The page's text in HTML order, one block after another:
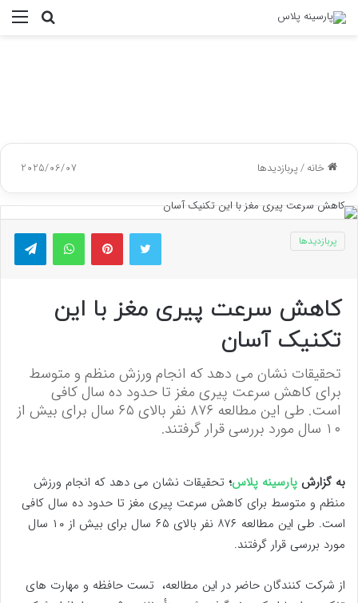
جستجو
خانه/پربازدیدها 2025/06/07
توییتر پینتریستواتس آپ
پربازدیدها
کاهش سرعت پیری مغز با این
تکنیک آسان
تحقیقات نشان می‌ دهد که انجام ورزش منظم و متوسط
برای کاهش سرعت پیری مغز تا حدود ده سال کافی
است. طی این مطالعه ۸۷۶ نفر بالای ۶۵ سال برای بیش از
۱۰ سال مورد بررسی قرار گرفتند.
به گزارش پارسینه پلاس؛ تحقیقات نشان می‌ دهد که انجام ورزش
منظم و متوسط برای کاهش سرعت پیری مغز تا حدود ده سال کافی
است. طی این مطالعه ۸۷۶ نفر بالای ۶۵ سال برای بیش از ۱۰ سال
مورد بررسی قرار گرفتند.
از شرکت کنندگان حاضر در این مطالعه، تست حافظه و مهارت های